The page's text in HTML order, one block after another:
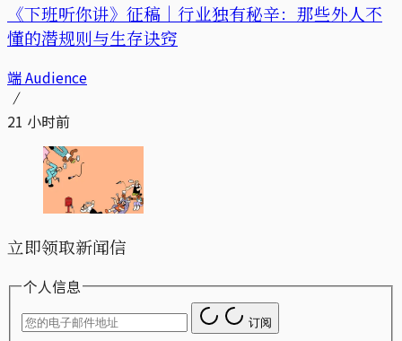
《下班听你讲》征稿｜行业独有秘辛：那些外人不
懂的潜规则与生存诀窍
端 Audience
21 小时前
立即领取新闻信
个人信息
订阅